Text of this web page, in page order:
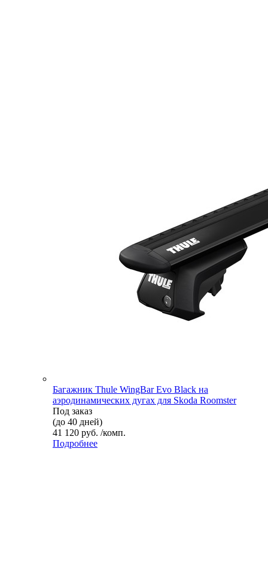
Багажник Thule WingBar Evo Black на
аэродинамических дугах для Skoda Roomster
Под заказ
(до 40 дней)
41 120 руб. /комп.
Подробнее